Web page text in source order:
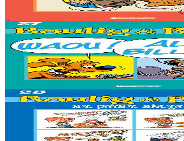
Épuisé
Bannoù-heol
Bwouf ! Allo Bill ?
Épuisé
Bannoù-heol
Les quatre saisons